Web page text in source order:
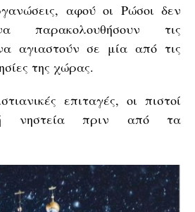
αφού οι Ρώσοι δεν
παρακολουθήσουν τις
αγιαστούν σε μία από τις
της χώρας.
επιταγές, οι πιστοί
νηστεία πριν από τα